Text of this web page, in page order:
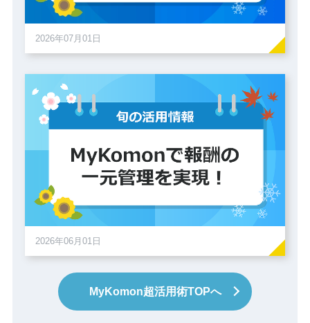
2026年07月01日
2026年06月01日
MyKomon超活用術TOPへ